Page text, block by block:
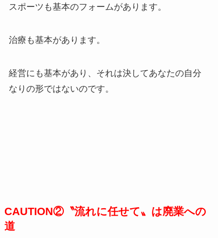
スポーツも基本のフォームがあります。
治療も基本があります。
経営にも基本があり、それは決してあなたの自分
なりの形ではないのです。
CAUTION②〝流れに任せて〟は廃業への
道